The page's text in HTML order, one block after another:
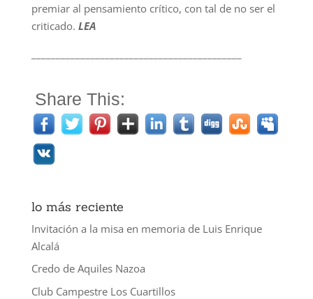
premiar al pensamiento crítico, con tal de no ser el
criticado. LEA
Share This:
lo más reciente
Invitación a la misa en memoria de Luis Enrique
Alcalá
Credo de Aquiles Nazoa
Club Campestre Los Cuartillos